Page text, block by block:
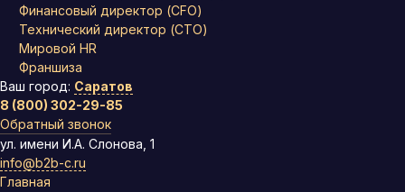
Финансовый директор (CFO)
Технический директор (CTO)
Мировой HR
Франшиза
Ваш город: Саратов
8 (800) 302-29-85
Обратный звонок
ул. имени И.А. Слонова, 1
info@b2b-c.ru
Главная